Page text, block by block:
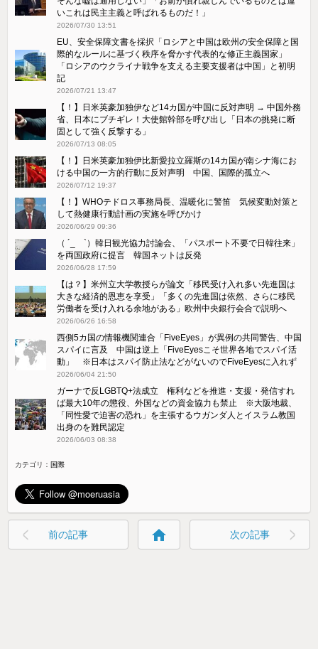
いこれは民主主義と呼ばれるものだ！」
2026/07/30 13:51
EU、安全保障文書を採択「ロシアと中国は欧州の安全保障と国
際的なルールに基づく秩序を脅かす代表的な修正主義国家」
「ロシアのウクライナ戦争を支える主要支援者は中国」と初明
記
2026/07/21 13:47
【！】日米英豪加独伊など14カ国が中国に反対声明 → 中国外務
省、日本にブチギレ！大使館幹部を呼び出し「日本の挑発に断
固として強く反撃する」
2026/07/13 08:05
【！】日米英豪加独伊比新愛拉立羅斯の14カ国が南シナ海にお
ける中国の一方的行動に反対声明 中国、国際的孤立へ
2026/07/12 19:37
【！】WHOテドロス事務局長、温暖化に警笛 気候変動対策と
して熱健康行動計画の実施を呼びかけ
2026/06/29 09:36
（ ´_ゝ`）韓日観光協力討論会、「パスポート不要で日韓往来」
を両国政府に提言 韓国ネットは反発
2026/06/28 17:59
【は？】米州立大学教授らが論文⁠「移民受け入れ多い先進国は
大きな経済的恩恵を享受」「多くの先進国は依然、さ​らに移民
労働者を受け入れる余地がある」欧州中央銀行会合で説明へ
2026/06/26 16:58
西側5カ国の情報機関連合「FiveEyes」が異例の共同警告、中国
スパイに言及 中国は逆上「FiveEyesこそ世界各地でスパイ活
動」 ※日本はスパイ防止法などがないのでFiveEyesに入れず
2026/06/04 21:50
ガーナで反LGBTQ+法成立 権利などを推進・支援・発信すれ
ば最大10年の懲役、外国などの資金協力も禁止 ※大阪地裁、
「同性愛で迫害の恐れ」を主張するウガンダ人とイスラム教国
出身のを難民認定
2026/06/03 08:38
カテゴリ： 国際
前の記事 home 次の記事